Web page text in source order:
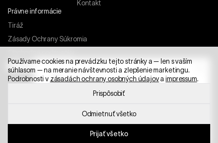
Kontakt
Právne informácie
Tiráž
Zásady Ochrany Súkromia
Nastavenia cookies
HappyOps GmbH.Všetky práva vyhradené.
Vyrobené s presnosťou v Nemecku 🇩🇪
BEZPLATNÁ ANALÝZA POTENCIÁLU
Bezplatná analýza potenciálu
OZNAM O VEĽTRHU
Používame cookies na prevádzku tejto stránky a — len s vaším
súhlasom — na meranie návštevnosti a zlepšenie marketingu.
Podrobnosti v zásadách ochrany osobných údajovaimpressum.
Prispôsobiť
Odmietnuť všetko
Prijať všetko